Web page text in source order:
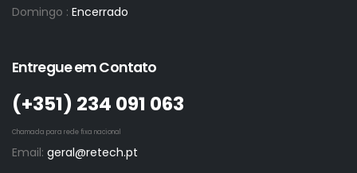
Domingo : Encerrado
Entregue em Contato
(+351)­ 234 091 063
Chamada para rede fixa nacional
Email: geral@retech.pt